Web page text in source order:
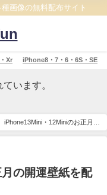
画像の無料配布サイト
Xr iPhone8・7・6・6S・SE
います。
iPhone13Mini・12Miniのお正月の
の開運壁紙を配